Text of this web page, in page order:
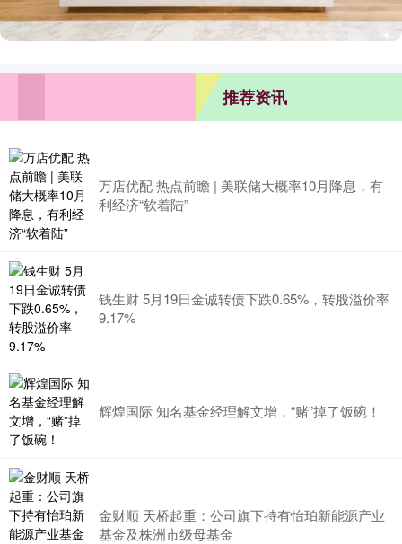
推荐资讯
万店优配 热点前瞻 | 美联储大概率10月降息，有
利经济“软着陆”
钱生财 5月19日金诚转债下跌0.65%，转股溢价率
9.17%
辉煌国际 知名基金经理解文增，“赌”掉了饭碗！
金财顺 天桥起重：公司旗下持有怡珀新能源产业
基金及株洲市级母基金